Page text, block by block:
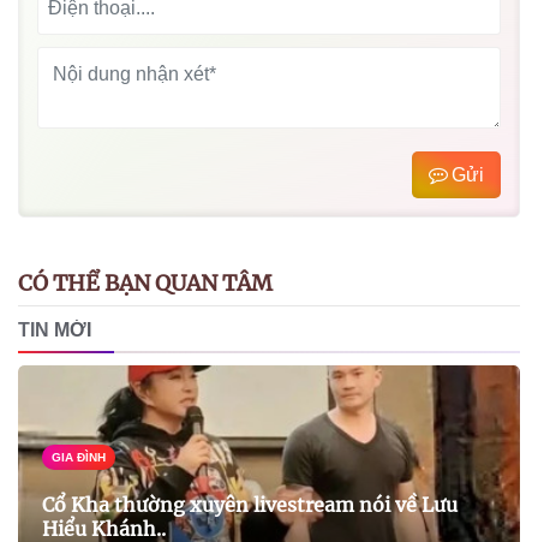
Gửi
CÓ THỂ BẠN QUAN TÂM
TIN MỚI
GIA ĐÌNH
Cổ Kha thường xuyên livestream nói về Lưu
Hiểu Khánh..